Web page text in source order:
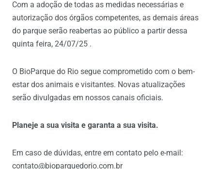
Com a adoção de todas as medidas necessárias e
autorização dos órgãos competentes, as demais áreas
do parque serão reabertas ao público a partir dessa
quinta feira, 24/07/25 .
O BioParque do Rio segue comprometido com o bem-
estar dos animais e visitantes. Novas atualizações
serão divulgadas em nossos canais oficiais.
Planeje a sua visita e garanta a sua visita.
Em caso de dúvidas, entre em contato pelo e-mail:
contato@bioparquedorio.com.br